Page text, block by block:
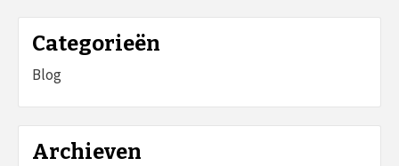
Categorieën
Blog
Archieven